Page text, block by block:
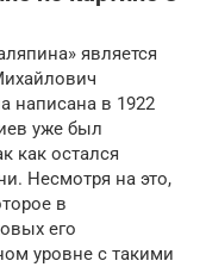
является
написана в 1922
уже был
как остался
Несмотря на это,
в
его
уровне с такими